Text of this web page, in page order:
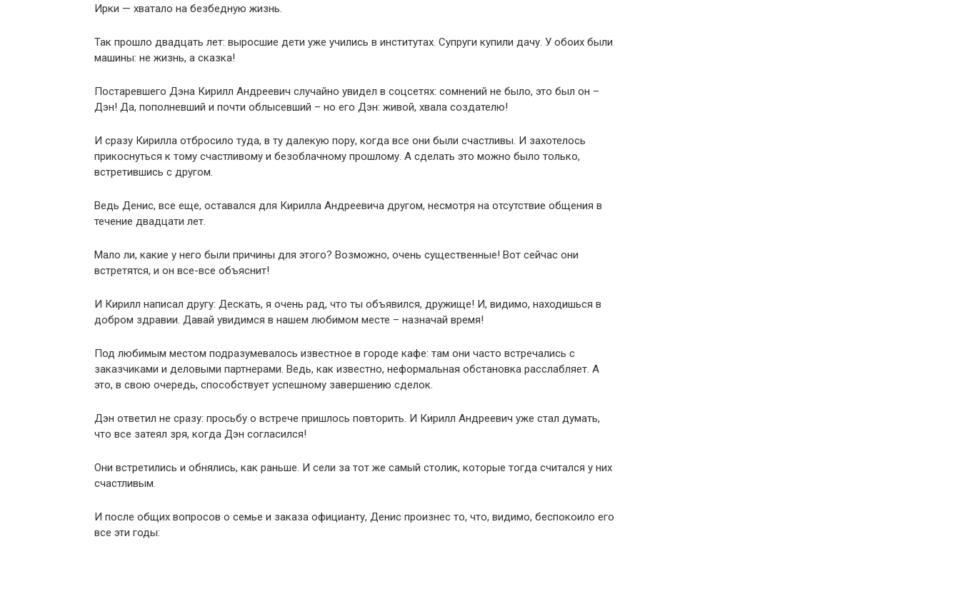
Ирки — хватало на безбедную жизнь.
Так прошло двадцать лет: выросшие дети уже учились в институтах. Супруги купили дачу. У обоих были
машины: не жизнь, а сказка!
Постаревшего Дэна Кирилл Андреевич случайно увидел в соцсетях: сомнений не было, это был он –
Дэн! Да, пополневший и почти облысевший – но его Дэн: живой, хвала создателю!
И сразу Кирилла отбросило туда, в ту далекую пору, когда все они были счастливы. И захотелось
прикоснуться к тому счастливому и безоблачному прошлому. А сделать это можно было только,
встретившись с другом.
Ведь Денис, все еще, оставался для Кирилла Андреевича другом, несмотря на отсутствие общения в
течение двадцати лет.
Мало ли, какие у него были причины для этого? Возможно, очень существенные! Вот сейчас они
встретятся, и он все-все объяснит!
И Кирилл написал другу: Дескать, я очень рад, что ты объявился, дружище! И, видимо, находишься в
добром здравии. Давай увидимся в нашем любимом месте – назначай время!
Под любимым местом подразумевалось известное в городе кафе: там они часто встречались с
заказчиками и деловыми партнерами. Ведь, как известно, неформальная обстановка расслабляет. А
это, в свою очередь, способствует успешному завершению сделок.
Дэн ответил не сразу: просьбу о встрече пришлось повторить. И Кирилл Андреевич уже стал думать,
что все затеял зря, когда Дэн согласился!
Они встретились и обнялись, как раньше. И сели за тот же самый столик, которые тогда считался у них
счастливым.
И после общих вопросов о семье и заказа официанту, Денис произнес то, что, видимо, беспокоило его
все эти годы: